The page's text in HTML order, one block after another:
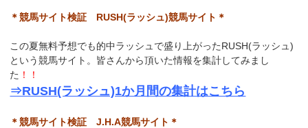
＊競馬サイト検証 RUSH(ラッシュ)競馬サイト＊
この夏無料予想でも的中ラッシュで盛り上がったRUSH(ラッシュ)
という競馬サイト。皆さんから頂いた情報を集計してみまし
た ！！
⇒RUSH(ラッシュ)1か月間の集計はこちら
＊競馬サイト検証 J.H.A競馬サイト＊